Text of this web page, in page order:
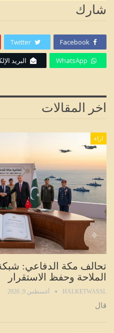
شارك
Facebook
Twitter
WhatsApp البريد
اخر المقالات
اراء
تحالف مكة الدفاعي: شبكة
الملاحة وحفظ الاستقرار
HALKETWASSL أغسطس 9, 2026
قال